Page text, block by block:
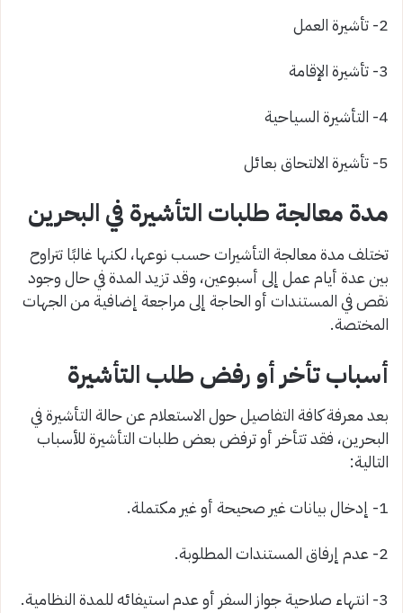
2- تأشيرة العمل
3- تأشيرة الإقامة
4- التأشيرة السياحية
5- تأشيرة الالتحاق بعائل
مدة معالجة طلبات التأشيرة في البحرين
تختلف مدة معالجة التأشيرات حسب نوعها، لكنها غالبًا تتراوح
بين عدة أيام عمل إلى أسبوعين، وقد تزيد المدة في حال وجود
نقص في المستندات أو الحاجة إلى مراجعة إضافية من الجهات
المختصة.
أسباب تأخر أو رفض طلب التأشيرة
بعد معرفة كافة التفاصيل حول الاستعلام عن حالة التأشيرة في
البحرين، فقد تتأخر أو ترفض بعض طلبات التأشيرة للأسباب
التالية:
1- إدخال بيانات غير صحيحة أو غير مكتملة.
2- عدم إرفاق المستندات المطلوبة.
3- انتهاء صلاحية جواز السفر أو عدم استيفائه للمدة النظامية.